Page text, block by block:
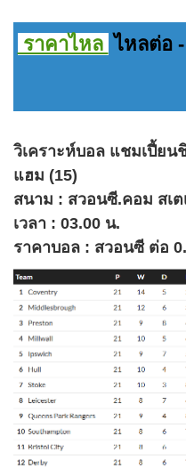
ราคาไหล ไหลต่อ
วิเคราะห์บอล แชมเปี้ยน
แฮม (15)
สนาม : สวอนซี.คอม สเต
เวลา : 03.00 น.
ราคาบอล : สวอนซี ต่อ